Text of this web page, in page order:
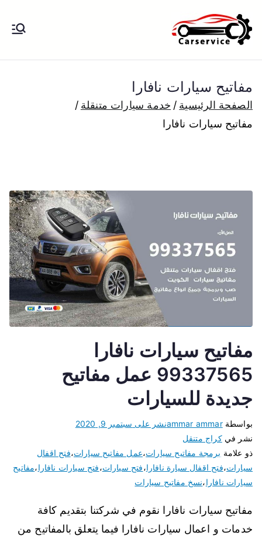
إلى
المحتوى
الكويت
بنشر متنقل الكويت كهرباء وبنشر تبديل
بارخص الاسعار
مفاتيح سيارات نافارا
الصفحة الرئيسية
خدمة سيارات متنقلة
مفاتيح سيارات نافارا
مفاتيح سيارات نافارا
99337565 عمل مفاتيح
جديدة للسيارات
بواسطةammar ammarنشر على سبتمبر 9, 2020
نشر فيكراج متنقل
ذو علامة برمجة مفاتيح سيارات،عمل مفاتيح سيارات،فتح اقفال
سيارات،فتح اقفال سيارة نافارا،فتح سيارات،فتح سيارات نافارا،مفاتيح
سيارات نافارا،نسخ مفاتيح سيارات
مفاتيح سيارات نافارا نقوم في شركتنا بتقديم كافة
خدمات و اعمال سيارات نافارا فيما يتعلق بالمفاتيح من